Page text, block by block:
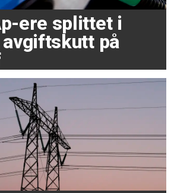
ere splittet i
avgiftskutt på